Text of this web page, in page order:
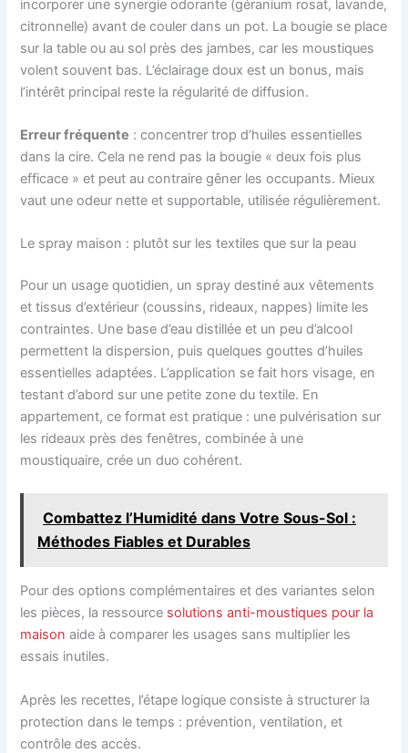
incorporer une synergie odorante (géranium rosat, lavande,
citronnelle) avant de couler dans un pot. La bougie se place
sur la table ou au sol près des jambes, car les moustiques
volent souvent bas. L’éclairage doux est un bonus, mais
l’intérêt principal reste la régularité de diffusion.
Erreur fréquente : concentrer trop d’huiles essentielles
dans la cire. Cela ne rend pas la bougie « deux fois plus
efficace » et peut au contraire gêner les occupants. Mieux
vaut une odeur nette et supportable, utilisée régulièrement.
Le spray maison : plutôt sur les textiles que sur la peau
Pour un usage quotidien, un spray destiné aux vêtements
et tissus d’extérieur (coussins, rideaux, nappes) limite les
contraintes. Une base d’eau distillée et un peu d’alcool
permettent la dispersion, puis quelques gouttes d’huiles
essentielles adaptées. L’application se fait hors visage, en
testant d’abord sur une petite zone du textile. En
appartement, ce format est pratique : une pulvérisation sur
les rideaux près des fenêtres, combinée à une
moustiquaire, crée un duo cohérent.
Combattez l’Humidité dans Votre Sous-Sol :
Méthodes Fiables et Durables
Pour des options complémentaires et des variantes selon
les pièces, la ressource solutions anti-moustiques pour la
maison aide à comparer les usages sans multiplier les
essais inutiles.
Après les recettes, l’étape logique consiste à structurer la
protection dans le temps : prévention, ventilation, et
contrôle des accès.